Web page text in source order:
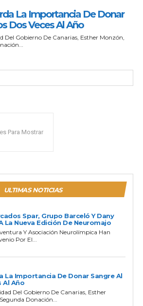
La Importancia De Donar
Dos Veces Al Año
Del Gobierno De Canarias, Esther Monzón,
Para Mostrar
ULTIMAS NOTICIAS
Spar, Grupo Barceló Y Dany
La Nueva Edición De Neuromajo
Y Asociación Neurolímpica Han
Por El...
La Importancia De Donar Sangre Al
Al Año
Del Gobierno De Canarias, Esther
Donación...